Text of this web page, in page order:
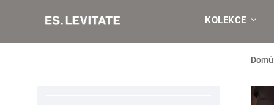
KOLEKCE
Domů